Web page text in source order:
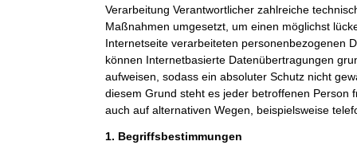
Verarbeitung Verantwortlicher zahlreiche
Maßnahmen umgesetzt, um einen möglichst
Internetseite verarbeiteten personenbezogenen
können Internetbasierte Datenübertragungen
aufweisen, sodass ein absoluter Schutz nicht
diesem Grund steht es jeder betroffenen Person
auch auf alternativen Wegen, beispielsweise
1. Begriffsbestimmungen